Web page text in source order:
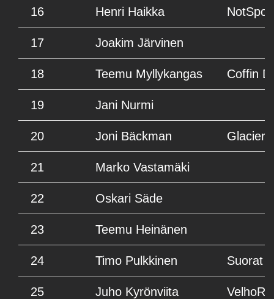
16 Henri Haikka
17 Joakim Järvinen
18 Teemu Myllykangas Coffin
19 Jani Nurmi
20 Joni Bäckman Glacier
21 Marko Vastamäki
22 Oskari Säde
23 Teemu Heinänen
24 Timo Pulkkinen Suorat
25 Juho Kyrönviita